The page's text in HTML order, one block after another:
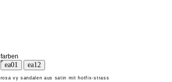
farben
rosa vy sandalen aus satin mit hotfix-strass